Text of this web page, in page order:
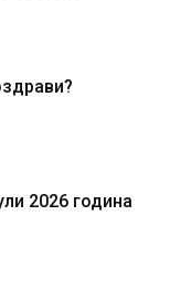
2026 година